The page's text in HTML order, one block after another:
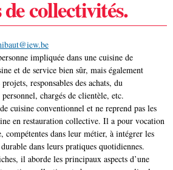
collectivités.
impliquée dans une cuisine de
et de service bien sûr, mais également
responsables des achats, du
chargés de clientèle, etc.
cuisine conventionnel et ne reprend pas les
en restauration collective. Il a pour vocation
compétentes dans leur métier, à intégrer les
dans leurs pratiques quotidiennes.
il aborde les principaux aspects d’une